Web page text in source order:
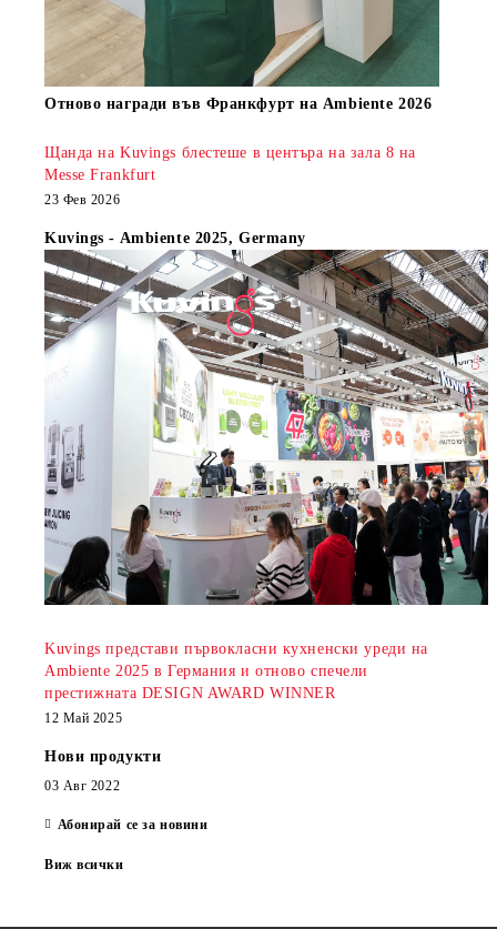
Oтново награди във Франкфурт на Ambiente 2026
Щанда на Kuvings блестеше в центъра на зала 8 на
Messe Frankfurt
23 Фев 2026
Kuvings - Ambiente 2025, Germany
Kuvings представи първокласни кухненски уреди на
Ambiente 2025 в Германия и отново спечели
престижната DESIGN AWARD WINNER
12 Май 2025
Нови продукти
03 Авг 2022
Абонирай се за новини
Виж всички